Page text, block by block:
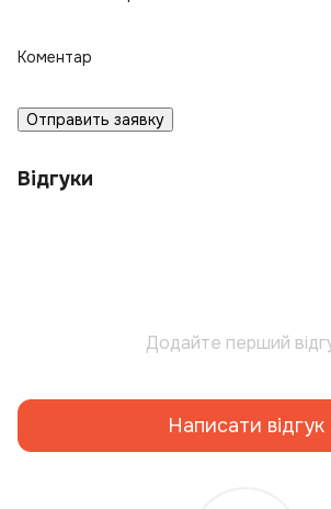
Коментар
Отправить заявку
Відгуки
Додайте перший
Написати відгук